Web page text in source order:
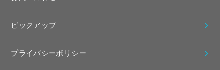
ピックアップ
プライバシーポリシー